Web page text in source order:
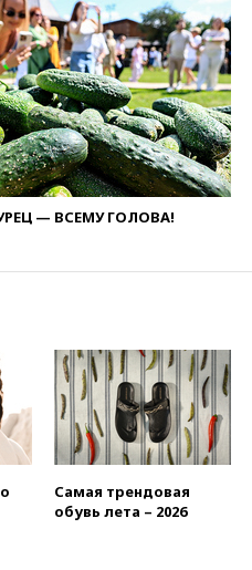
— ВСЕМУ ГОЛОВА!
Самая трендовая
обувь лета – 2026